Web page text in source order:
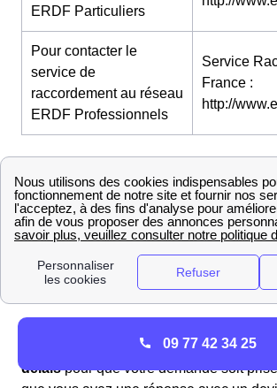
ERDF Particuliers
Pour contacter le
service de
raccordement au réseau
ERDF Professionnels
Service
France :
http://
Raccorder sa nouvelle maison à
Vous construisez votre maison de rêve
vous voulez profiter de l'électricité au
démarches de raccordement au réseau
pour un logement existant et un
(anciennement appelé ErDF). Il faudra
délaispour que votre demande soit
09 77 42 34 25